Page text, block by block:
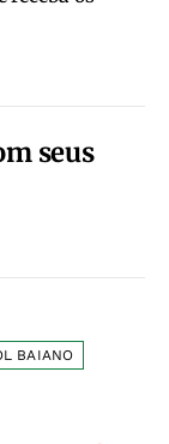
seus
BAIANO